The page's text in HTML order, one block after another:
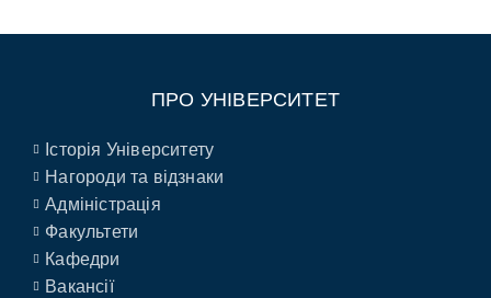
ПРО УНІВЕРСИТЕТ
Історія Університету
Нагороди та відзнаки
Адміністрація
Факультети
Кафедри
Вакансії